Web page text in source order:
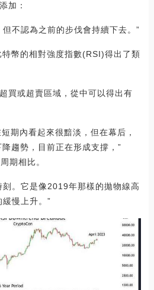
加：
不認為之前的步伐會持續下去。”
幣的相對強度指數(RSI)得出了類
買或超賣區域，從中可以得出有
期內看起來很黯淡，但在幕后，
趨勢，目前正在形成支撐，”
期相比。
刻。它是像2019年那樣的拋物線高
慢上升。”